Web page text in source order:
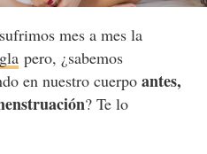
mes a mes la
pero, ¿sabemos
en nuestro cuerpo antes,
? Te lo